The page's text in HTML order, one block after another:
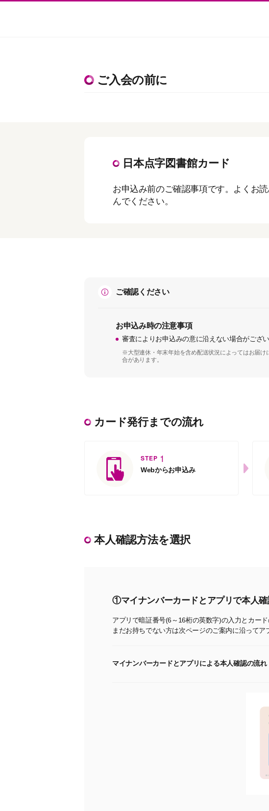
ご入会の前に
日本点字図書館カード
お申込み前のご確認事項です。よくお
んでください。
ご確認ください
お申込み時の注意事項
審査によりお申込みの意に沿えない場合がござい
※大型連休・年末年始を含め配送状況によってはお届け
合があります。
カード発行までの流れ
STEP 1
Webからお申込み
本人確認方法を選択
①マイナンバーカードとアプリで本人確
アプリで暗証番号(6～16桁の英数字)の入力とカード
まだお持ちでない方は次ページのご案内に沿ってア
マイナンバーカードとアプリによる本人確認の流れ